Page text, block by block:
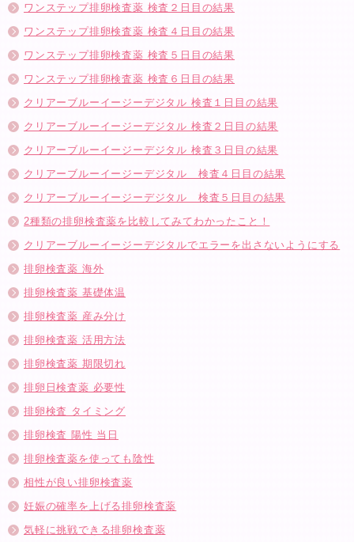
ワンステップ排卵検査薬 検査２日目の結果
ワンステップ排卵検査薬 検査４日目の結果
ワンステップ排卵検査薬 検査５日目の結果
ワンステップ排卵検査薬 検査６日目の結果
クリアーブルーイージーデジタル 検査１日目の結果
クリアーブルーイージーデジタル 検査２日目の結果
クリアーブルーイージーデジタル 検査３日目の結果
クリアーブルーイージーデジタル 検査４日目の結果
クリアーブルーイージーデジタル 検査５日目の結果
2種類の排卵検査薬を比較してみてわかったこと！
クリアーブルーイージーデジタルでエラーを出さないようにする
排卵検査薬 海外
排卵検査薬 基礎体温
排卵検査薬 産み分け
排卵検査薬 活用方法
排卵検査薬 期限切れ
排卵日検査薬 必要性
排卵検査 タイミング
排卵検査 陽性 当日
排卵検査薬を使っても陰性
相性が良い排卵検査薬
妊娠の確率を上げる排卵検査薬
気軽に挑戦できる排卵検査薬